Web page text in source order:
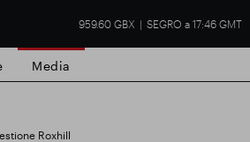
959.60 GBX SEGRO a 17:46 GMT
Media
Roxhill